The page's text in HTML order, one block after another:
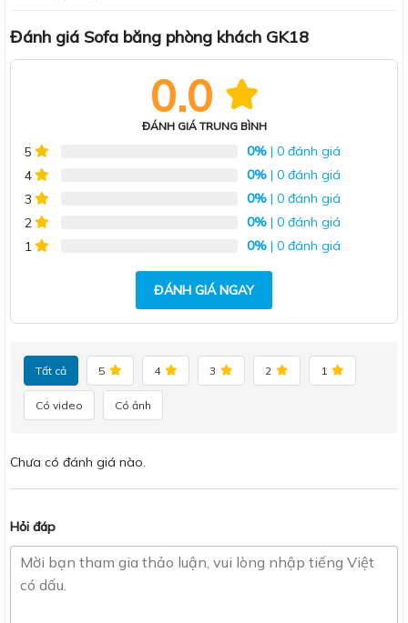
Đánh giá Sofa băng phòng khách GK18
0.0
ĐÁNH GIÁ TRUNG BÌNH
5 0% | 0 đánh giá
4
0% | 0 đánh giá
3
0% | 0 đánh giá
2
0% | 0 đánh giá
1
0% | 0 đánh giá
ĐÁNH GIÁ NGAY
Tất cả 5 4 3 2 1
Có video Có ảnh
Chưa có đánh giá nào.
Hỏi đáp